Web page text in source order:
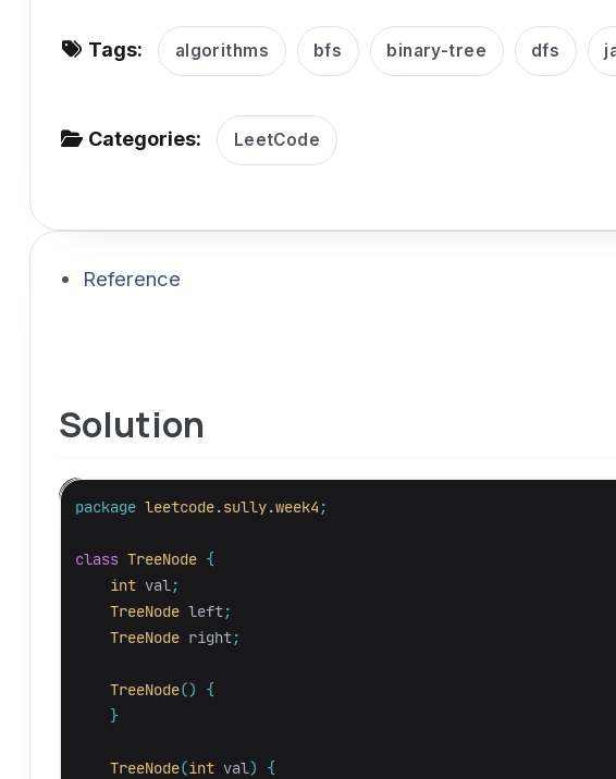
Tags: algorithms bfs binary-tree dfs
Categories: LeetCode
Reference
Solution
package leetcode.sully.week4 ;
class TreeNode {
int val;
TreeNode left;
TreeNode right;
TreeNode()
{
}
TreeNode(int val)
{